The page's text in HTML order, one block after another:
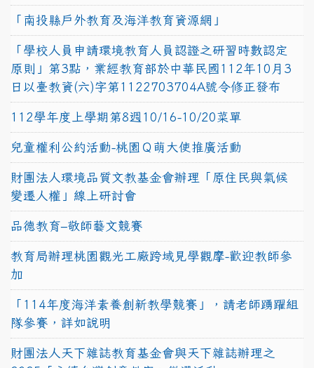
「南投縣戶外教育及海洋教育資源網」
「學校人員申請環境教育人員認證之研習時數認定
原則」第3點，業經教育部於中華民國112年10月3
日以臺教資(六)字第1122703704A號令修正發布
112學年度上學期第8週10/16-10/20菜單
兒童權利公約活動-桃園Ｑ萌大使推廣活動
財團法人環境品質文教基金會辦理「原住民與氣候
變遷人權」線上研討會
品德教育–敬師藝文競賽
教育局辦理桃園觀光工廠跨域見學觀摩-歡迎教師參
加
「114年度海洋素養創新教學競賽」，請老師踴躍組
隊參賽，詳如說明
財團法人天下雜誌教育基金會與天下雜誌辦理之